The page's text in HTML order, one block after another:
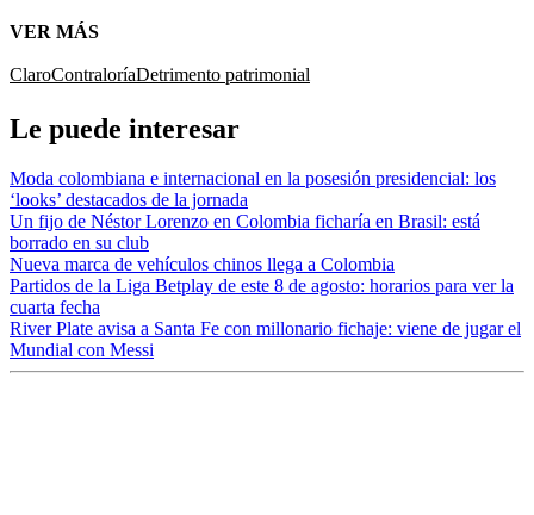
VER MÁS
ClaroContraloríaDetrimento patrimonial
Le puede interesar
Moda colombiana e internacional en la posesión presidencial: los
‘looks’ destacados de la jornada
Un fijo de Néstor Lorenzo en Colombia ficharía en Brasil: está
borrado en su club
Nueva marca de vehículos chinos llega a Colombia
Partidos de la Liga Betplay de este 8 de agosto: horarios para ver la
cuarta fecha
River Plate avisa a Santa Fe con millonario fichaje: viene de jugar el
Mundial con Messi